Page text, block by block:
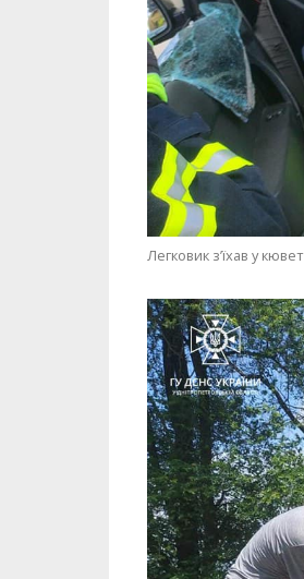
Легковик з’їхав у кювет